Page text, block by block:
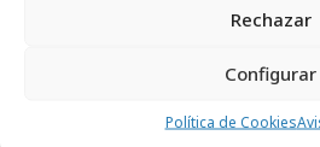
Rechazar
Configurar
Política de Cookies
miércoles, 1 de julio 2026